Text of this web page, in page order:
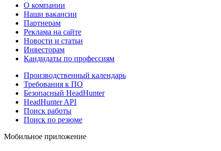
О компании
Наши вакансии
Партнерам
Реклама на сайте
Новости и статьи
Инвесторам
Кандидаты по профессиям
Производственный календарь
Требования к ПО
Безопасный HeadHunter
HeadHunter API
Поиск работы
Поиск по резюме
Мобильное приложение